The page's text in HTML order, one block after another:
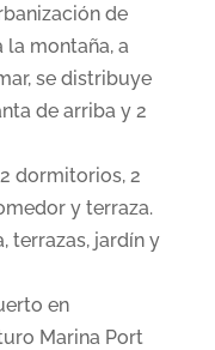
de
la montaña, a
se distribuye
de arriba y 2
dormitorios, 2
y terraza.
terrazas, jardín y
en
Marina Port